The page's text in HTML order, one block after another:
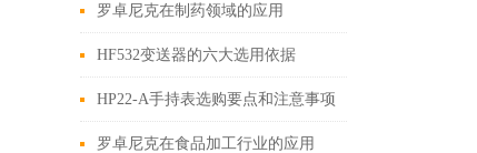
在这里
罗卓尼克在制药领域的应用
HF532变送器的六大选用依据
HP22-A手持表选购要点和注意事项
罗卓尼克在食品加工行业的应用